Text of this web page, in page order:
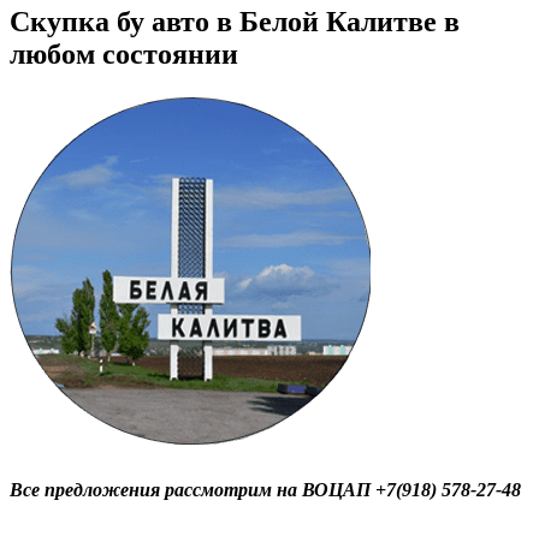
Скупка бу авто в Белой Калитве в
любом состоянии
Все предложения рассмотрим на ВОЦАП +7(918) 578-27-48